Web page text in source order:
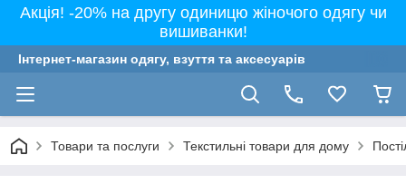
Акція! -20% на другу одиницю жіночого одягу чи
вишиванки!
Інтернет-магазин одягу, взуття та аксесуарів
Товари та послуги Текстильні товари для дому